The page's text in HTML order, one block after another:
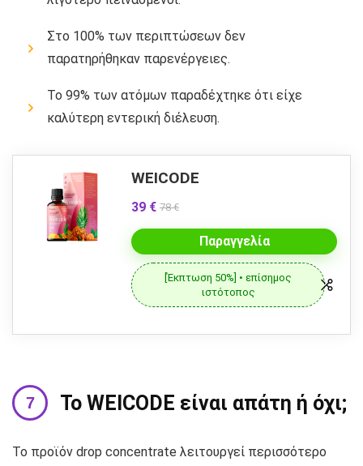
Στο 100% των περιπτώσεων δεν
παρατηρήθηκαν παρενέργειες.
Το 99% των ατόμων παραδέχτηκε ότι είχε
καλύτερη εντερική διέλευση.
WEICODE
39 € 78 €
Παραγγελία
[Έκπτωση 50%] • επίσημος
ιστότοπος
Το WEICODE είναι απάτη ή όχι;
Το προϊόν drop concentrate λειτουργεί περισσότερο